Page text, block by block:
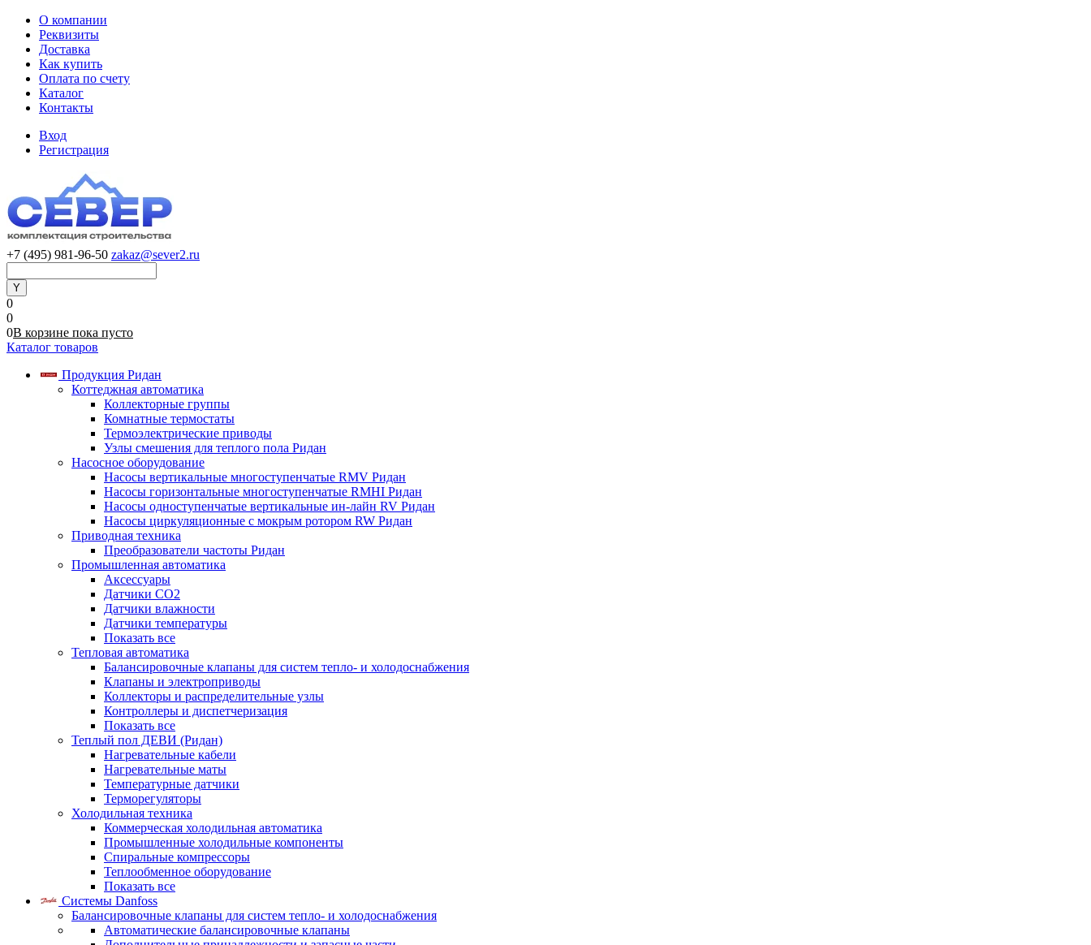
О компании
Реквизиты
Доставка
Как купить
Оплата по счету
Каталог
Контакты
Вход
Регистрация
+7 (495) 981-96-50 zakaz@sever2.ru
0
0
0В корзине пока пусто
Каталог товаров
Продукция Ридан
Коттеджная автоматика
Коллекторные группы
Комнатные термостаты
Термоэлектрические приводы
Узлы смешения для теплого пола Ридан
Насосное оборудование
Насосы вертикальные многоступенчатые RMV Ридан
Насосы горизонтальные многоступенчатые RMHI Ридан
Насосы одноступенчатые вертикальные ин-лайн RV Ридан
Насосы циркуляционные с мокрым ротором RW Ридан
Приводная техника
Преобразователи частоты Ридан
Промышленная автоматика
Аксессуары
Датчики CO2
Датчики влажности
Датчики температуры
Показать все
Тепловая автоматика
Балансировочные клапаны для систем тепло- и холодоснабжения
Клапаны и электроприводы
Коллекторы и распределительные узлы
Контроллеры и диспетчеризация
Показать все
Теплый пол ДЕВИ (Ридан)
Нагревательные кабели
Нагревательные маты
Температурные датчики
Терморегуляторы
Холодильная техника
Коммерческая холодильная автоматика
Промышленные холодильные компоненты
Спиральные компрессоры
Теплообменное оборудование
Показать все
Системы Danfoss
Балансировочные клапаны для систем тепло- и холодоснабжения
Автоматические балансировочные клапаны